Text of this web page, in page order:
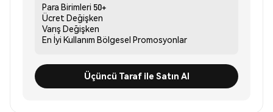
Para Birimleri 50+
Ücret Değişken
Varış Değişken
En İyi Kullanım Bölgesel Promosyonlar
Üçüncü Taraf ile Satın Al